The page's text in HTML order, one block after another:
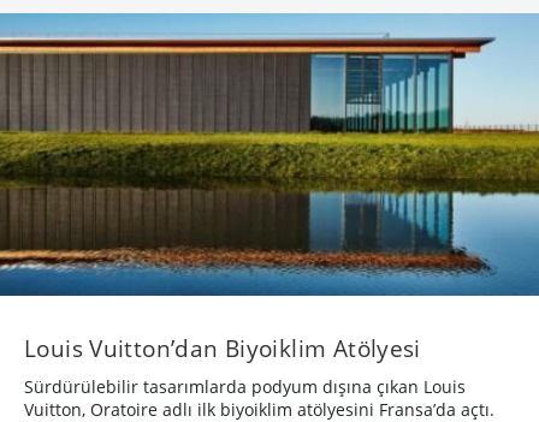
Louis Vuitton’dan Biyoiklim Atölyesi
Sürdürülebilir tasarımlarda podyum dışına çıkan Louis
Vuitton, Oratoire adlı ilk biyoiklim atölyesini Fransa’da açtı.